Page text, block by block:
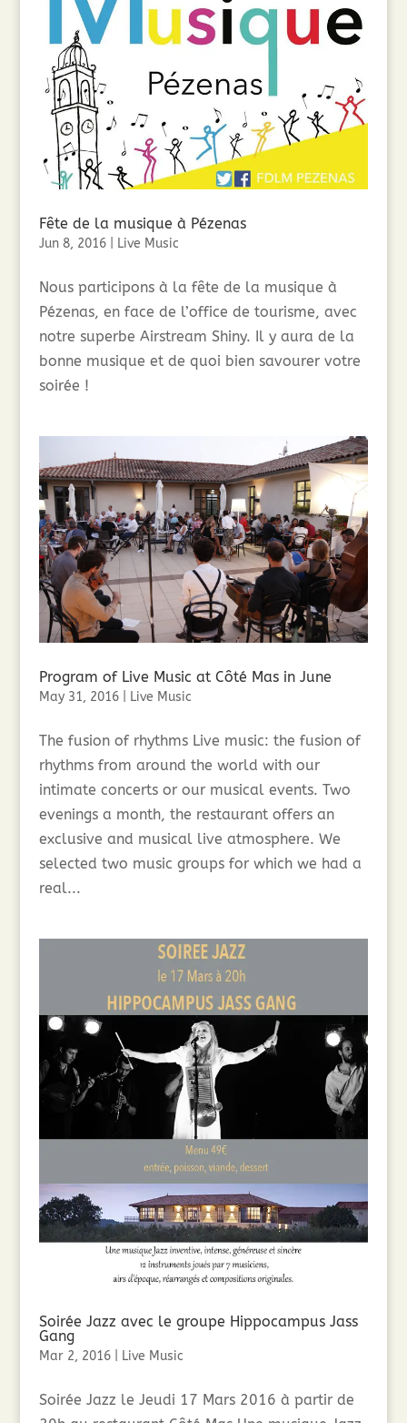
Fête de la musique à Pézenas
Jun 8, 2016| Live Music
Nous participons à la fête de la musique à
Pézenas, en face de l’office de tourisme, avec
notre superbe Airstream Shiny. Il y aura de la
bonne musique et de quoi bien savourer votre
soirée !
Program of Live Music at Côté Mas in June
May 31, 2016| Live Music
The fusion of rhythms Live music: the fusion of
rhythms from around the world with our
intimate concerts or our musical events. Two
evenings a month, the restaurant offers an
exclusive and musical live atmosphere. We
selected two music groups for which we had a
real...
Soirée Jazz avec le groupe Hippocampus Jass
Gang
Mar 2, 2016| Live Music
Soirée Jazz le Jeudi 17 Mars 2016 à partir de